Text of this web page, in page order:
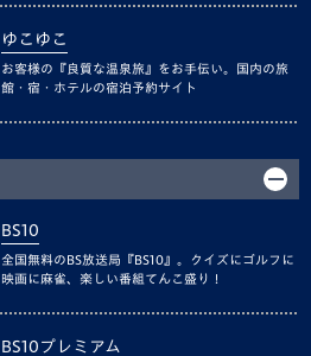
ゆこゆこ
お客様の『良質な温泉旅』をお手伝い。国内の旅
館・宿・ホテルの宿泊予約サイト
BS10
全国無料のBS放送局『BS10』。クイズにゴルフに
映画に麻雀、楽しい番組てんこ盛り！
BS10プレミアム